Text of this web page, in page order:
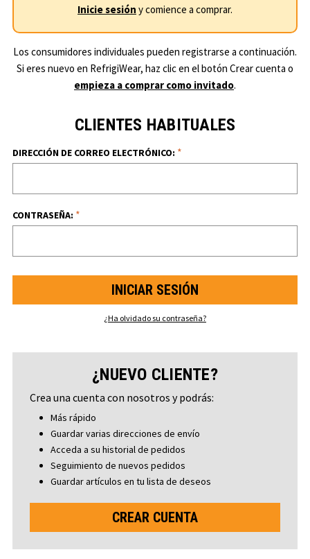
Inicie sesión y comience a comprar.
Los consumidores individuales pueden registrarse a continuación.
Si eres nuevo en RefrigiWear, haz clic en el botón Crear cuenta o
empieza a comprar como invitado.
CLIENTES HABITUALES
DIRECCIÓN DE CORREO ELECTRÓNICO: *
CONTRASEÑA: *
¿Ha olvidado su contraseña?
¿NUEVO CLIENTE?
Crea una cuenta con nosotros y podrás:
Más rápido
Guardar varias direcciones de envío
Acceda a su historial de pedidos
Seguimiento de nuevos pedidos
Guardar artículos en tu lista de deseos
CREAR CUENTA